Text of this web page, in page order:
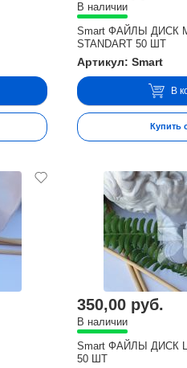
В наличии
Smart ФАЙЛЫ ДИСК М
STANDART 50 ШТ
Артикул: Smart
В
Купить
350,00 руб.
В наличии
Smart ФАЙЛЫ ДИСК L
50 ШТ